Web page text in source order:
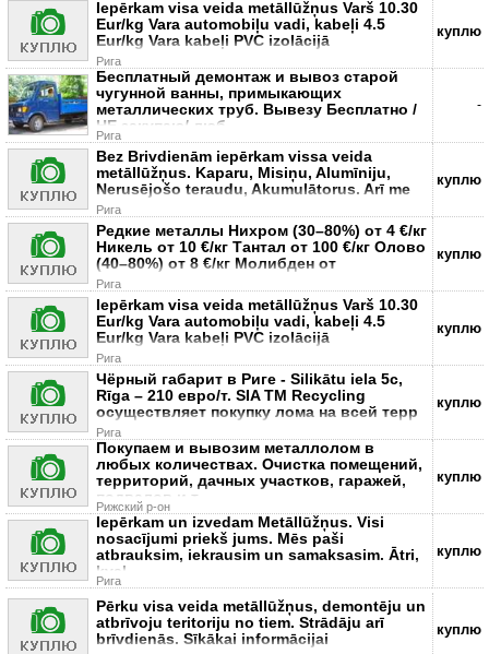
Iepērkam visa veida metāllūžņus Varš 10.30
Eur/kg Vara automobiļu vadi, kabeļi 4.5
Eur/kg Vara kabeļi PVC izolācijā
Рига
куплю
Бесплатный демонтаж и вывоз старой
чугунной ванны, примыкающих
металлических труб. Вывезу Бесплатно /
НЕ закупаю/ люб
Рига
-
Bez Brivdienām iepērkam vissa veida
metāllūžņus. Kaparu, Misiņu, Alumīniju,
Nerusējošo teraudu, Akumulātorus. Arī me
Рига
куплю
Редкие металлы Нихром (30–80%) от 4 €/кг
Никель от 10 €/кг Тантал от 100 €/кг Олово
(40–80%) от 8 €/кг Молибден от
Рига
куплю
Iepērkam visa veida metāllūžņus Varš 10.30
Eur/kg Vara automobiļu vadi, kabeļi 4.5
Eur/kg Vara kabeļi PVC izolācijā
Рига
куплю
Чёрный габарит в Риге - Silikātu iela 5c,
Rīga – 210 евро/т. SIA TM Recycling
осуществляет покупку лома на всей терр
Рига
куплю
Покупаем и вывозим металлолом в
любых количествах. Очистка помещений,
территорий, дачных участков, гаражей,
подвалов и т
Рижский р-он
куплю
Iepērkam un izvedam Metāllūžņus. Visi
nosacījumi priekš jums. Mēs paši
atbrauksim, iekrausim un samaksasim. Ātri,
kval
Рига
куплю
Pērku visa veida metāllūžņus, demontēju un
atbrīvoju teritoriju no tiem. Strādāju arī
brīvdienās. Sīkākai informācijai
куплю